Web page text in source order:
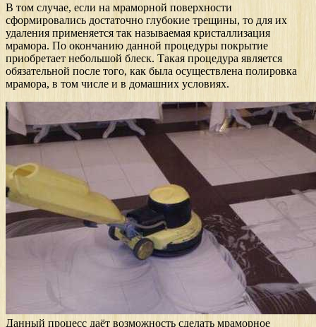
В том случае, если на мраморной поверхности
сформировались достаточно глубокие трещины, то для их
удаления применяется так называемая кристаллизация
мрамора. По окончанию данной процедуры покрытие
приобретает небольшой блеск. Такая процедура является
обязательной после того, как была осуществлена полировка
мрамора, в том числе и в домашних условиях.
Данный процесс даёт возможность сделать мраморное